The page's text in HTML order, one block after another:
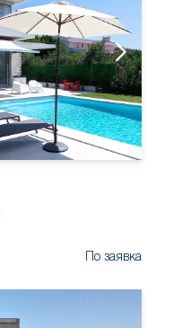
По заявка